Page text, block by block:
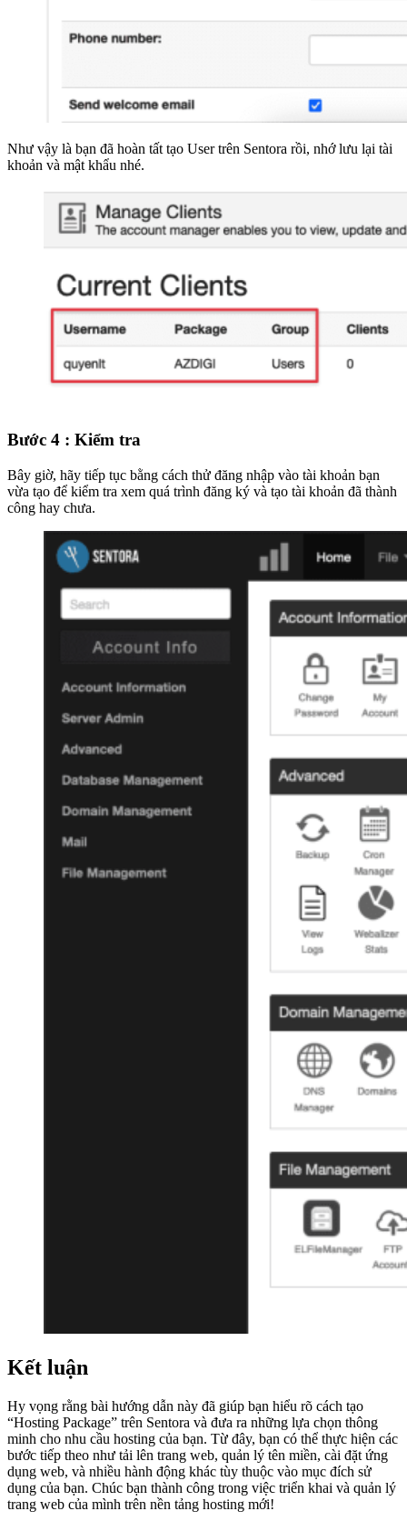
Như vậy là bạn đã hoàn tất tạo User trên Sentora rồi, nhớ lưu lại tài
khoản và mật khẩu nhé.
Bước 4 : Kiểm tra
Bây giờ, hãy tiếp tục bằng cách thử đăng nhập vào tài khoản bạn
vừa tạo để kiểm tra xem quá trình đăng ký và tạo tài khoản đã thành
công hay chưa.
Kết luận
Hy vọng rằng bài hướng dẫn này đã giúp bạn hiểu rõ cách tạo
“Hosting Package” trên Sentora và đưa ra những lựa chọn thông
minh cho nhu cầu hosting của bạn. Từ đây, bạn có thể thực hiện các
bước tiếp theo như tải lên trang web, quản lý tên miền, cài đặt ứng
dụng web, và nhiều hành động khác tùy thuộc vào mục đích sử
dụng của bạn. Chúc bạn thành công trong việc triển khai và quản lý
trang web của mình trên nền tảng hosting mới!